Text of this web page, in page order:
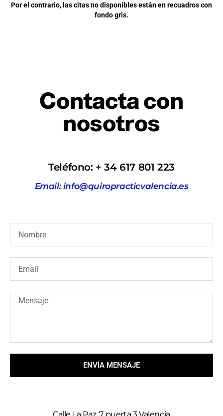
Por el contrario, las citas no disponibles están en recuadros con
fondo gris.
Contacta con
nosotros
Teléfono: + 34 617 801 223
Email: info@quiropracticvalencia.es
ENVÍA MENSAJE